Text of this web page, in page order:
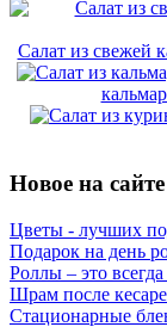
Салат из свежей
Новое на сайте
Цветы - лучших
Подарок на день
Роллы – это
Шрам после
Стационарные